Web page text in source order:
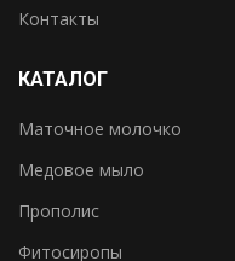
Контакты
КАТАЛОГ
Маточное молочко
Медовое мыло
Прополис
Фитосиропы